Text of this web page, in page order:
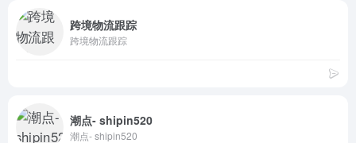
跨境物流跟踪
跨境物流跟踪
潮点- shipin520
潮点- shipin520